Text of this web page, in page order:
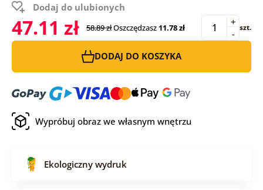
Dodaj do ulubionych
47.11 zł 58.89 złOszczędzasz11.78 zł -
+ szt.
DODAJ DO KOSZYKA
Wypróbuj obraz we własnym wnętrzu
Ekologiczny wydruk